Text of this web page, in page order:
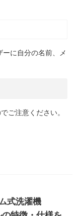
に自分の名前、メ
ご注意ください。
式洗濯機